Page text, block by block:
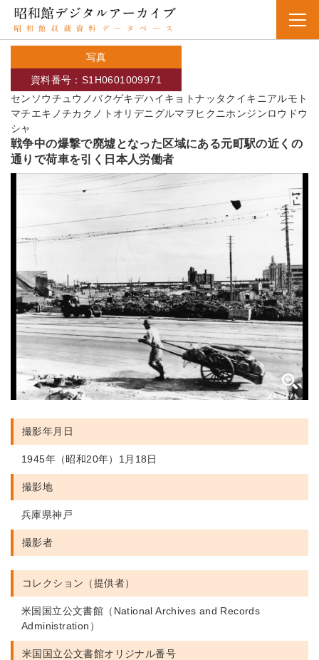
写真
センソウチュウノバクゲキデハイキョトナッタクイキニアルモト
マチエキノチカクノトオリデニグルマヲヒクニホンジンロウドウ
シャ
資料番号：S1H0601009971
戦争中の爆撃で廃墟となった区域にある元町駅の近くの
通りで荷車を引く日本人労働者
撮影年月日
1945年（昭和20年）1月18日
撮影地
兵庫県神戸
撮影者
コレクション（提供者）
米国国立公文書館（National Archives and Records
Administration）
米国国立公文書館オリジナル番号